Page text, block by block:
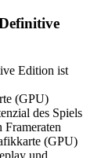
Edition ist
(GPU)
des Spiels
Frameraten
(GPU)